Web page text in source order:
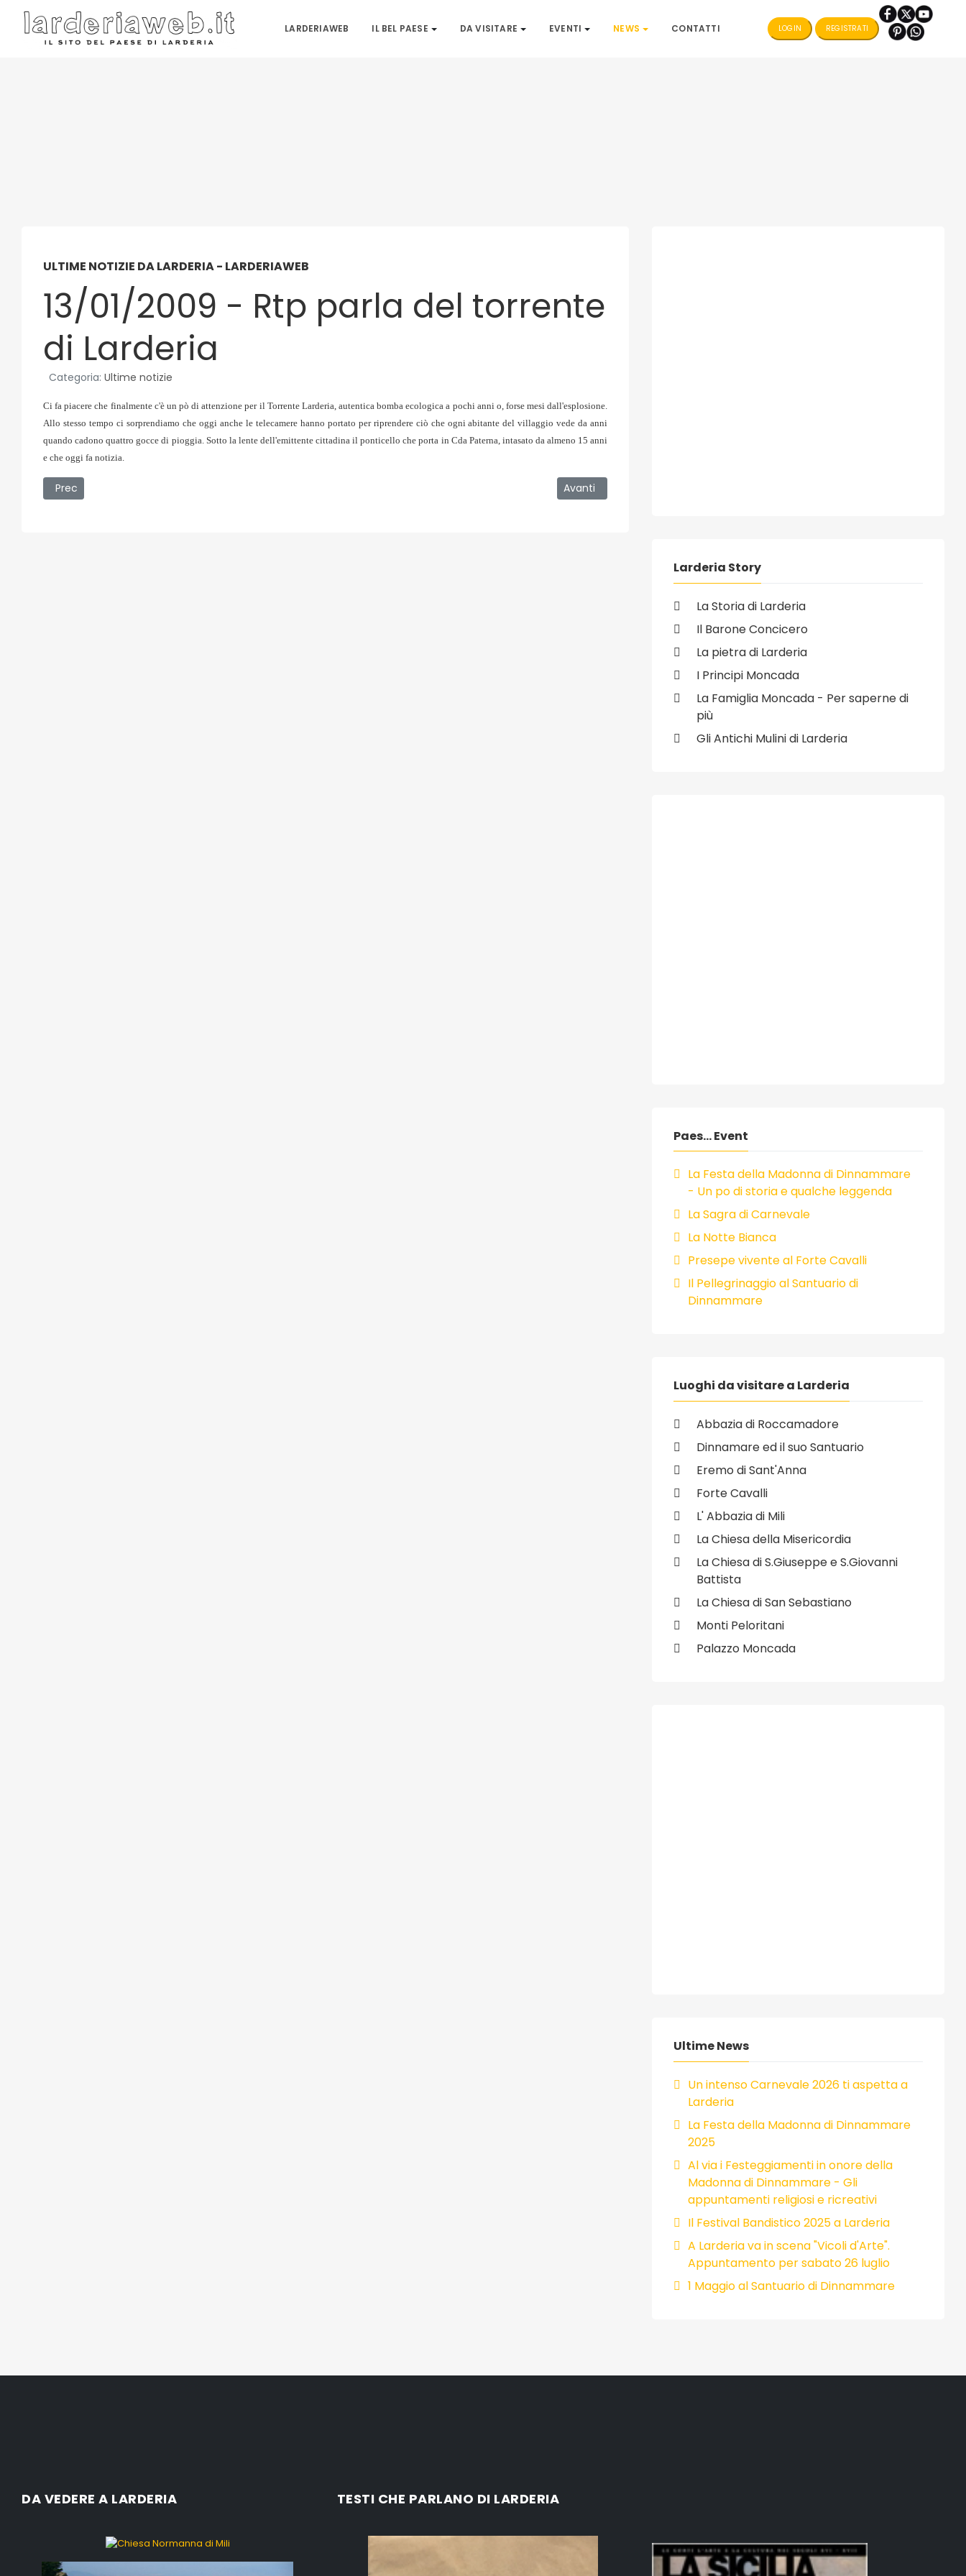
LARDERIAWEB IL BEL PAESE DA VISITARE EVENTI NEWS CONTATTI LOGIN REGISTRATI
ULTIME NOTIZIE DA LARDERIA - LARDERIAWEB
13/01/2009 - Rtp parla del torrente
di Larderia
Categoria: Ultime notizie
Ci fa piacere che finalmente c'è un pò di attenzione per il Torrente Larderia, autentica bomba ecologica a pochi anni o, forse mesi dall'esplosione.
Allo stesso tempo ci sorprendiamo che oggi anche le telecamere hanno portato per riprendere ciò che ogni abitante del villaggio vede da anni
quando cadono quattro gocce di pioggia. Sotto la lente dell'emittente cittadina il ponticello che porta in Cda Paterna, intasato da almeno 15 anni
e che oggi fa notizia.
Articolo precedente: 13/01/2009 - Torrente Larderia in piena
Prec Articolo successivo: 13/01/2009 - Fiaccolata per Matteo Bottari, ucciso dalla
Avanti
Larderia Story
La Storia di Larderia
Il Barone Concicero
La pietra di Larderia
I Principi Moncada
La Famiglia Moncada - Per saperne di
più
Gli Antichi Mulini di Larderia
Paes... Event
La Festa della Madonna di Dinnammare
- Un po di storia e qualche leggenda
La Sagra di Carnevale
La Notte Bianca
Presepe vivente al Forte Cavalli
Il Pellegrinaggio al Santuario di
Dinnammare
Luoghi da visitare a Larderia
Abbazia di Roccamadore
Dinnamare ed il suo Santuario
Eremo di Sant'Anna
Forte Cavalli
L' Abbazia di Mili
La Chiesa della Misericordia
La Chiesa di S.Giuseppe e S.Giovanni
Battista
La Chiesa di San Sebastiano
Monti Peloritani
Palazzo Moncada
Ultime News
Un intenso Carnevale 2026 ti aspetta a
Larderia
La Festa della Madonna di Dinnammare
2025
Al via i Festeggiamenti in onore della
Madonna di Dinnammare - Gli
appuntamenti religiosi e ricreativi
Il Festival Bandistico 2025 a Larderia
A Larderia va in scena "Vicoli d'Arte".
Appuntamento per sabato 26 luglio
1 Maggio al Santuario di Dinnammare
DA VEDERE A LARDERIA TESTI CHE PARLANO DI LARDERIA